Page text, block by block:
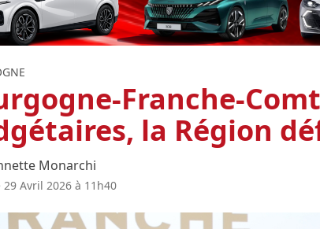
Franche-
la Région
Monarchi
29 Avril 2026 à 11h40